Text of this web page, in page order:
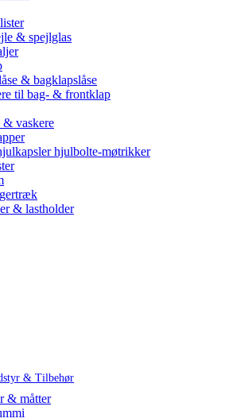
& spejlglas
& bagklapslåse
til bag- & frontklap
& vaskere
hjulbolte-møtrikker
& lastholder
& Tilbehør
& måtter